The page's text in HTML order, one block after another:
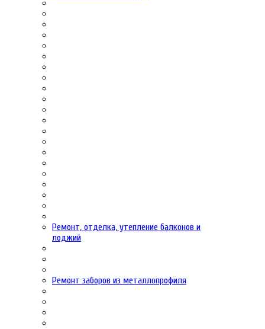
Ремонт, отделка, утепление балконов и
лоджий
Ремонт заборов из металлопрофиля